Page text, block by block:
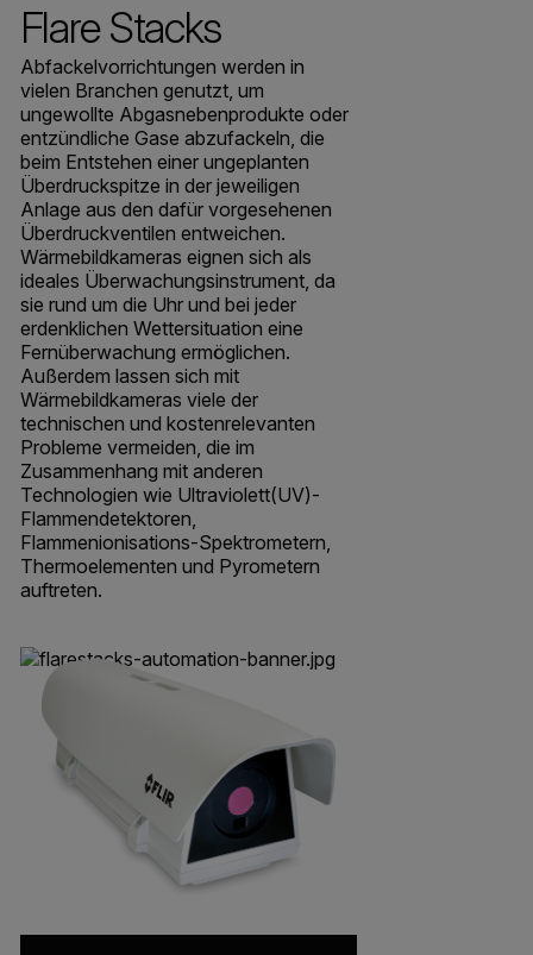
Flare Stacks
Abfackelvorrichtungen werden in
vielen Branchen genutzt, um
ungewollte Abgasnebenprodukte oder
entzündliche Gase abzufackeln, die
beim Entstehen einer ungeplanten
Überdruckspitze in der jeweiligen
Anlage aus den dafür vorgesehenen
Überdruckventilen entweichen.
Wärmebildkameras eignen sich als
ideales Überwachungsinstrument, da
sie rund um die Uhr und bei jeder
erdenklichen Wettersituation eine
Fernüberwachung ermöglichen.
Außerdem lassen sich mit
Wärmebildkameras viele der
technischen und kostenrelevanten
Probleme vermeiden, die im
Zusammenhang mit anderen
Technologien wie Ultraviolett­(UV)-
Flammendetektoren,
Flammenionisations-Spektrometern,
Thermoelementen und Pyrometern
auftreten.